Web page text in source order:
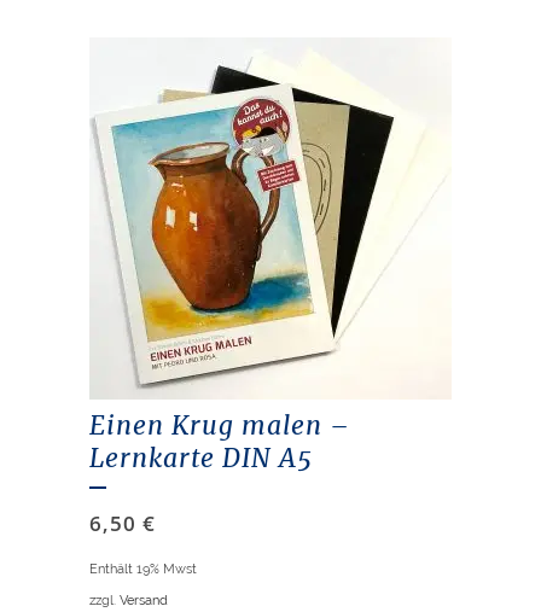
Einen Krug malen –
Lernkarte DIN A5
6,50 €
Enthält 19% Mwst
zzgl. Versand